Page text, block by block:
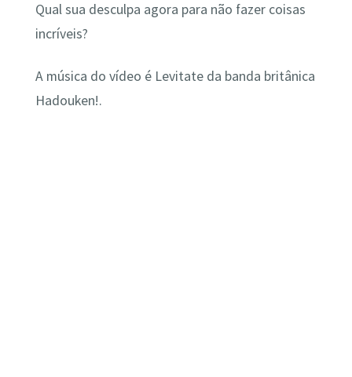
Qual sua desculpa agora para não fazer coisas
incríveis?
A música do vídeo é Levitate da banda britânica
Hadouken!.